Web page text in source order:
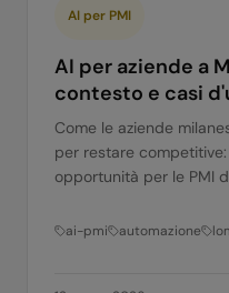
AI per PMI
AI per aziende a
contesto e casi
Come le aziende
per restare
opportunità per le PMI
ai-pmi automazione